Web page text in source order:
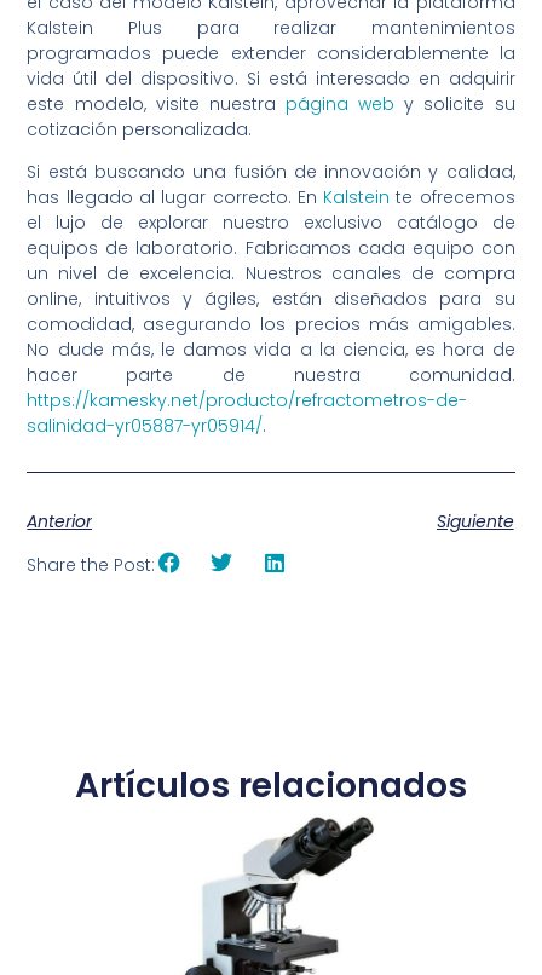
Kalstein Plus para realizar mantenimientos
programados puede extender considerablemente la
vida útil del dispositivo. Si está interesado en adquirir
este modelo, visite nuestra página web y solicite su
cotización personalizada.
Si está buscando una fusión de innovación y calidad,
has llegado al lugar correcto. En Kalstein te ofrecemos
el lujo de explorar nuestro exclusivo catálogo de
equipos de laboratorio. Fabricamos cada equipo con
un nivel de excelencia. Nuestros canales de compra
online, intuitivos y ágiles, están diseñados para su
comodidad, asegurando los precios más amigables.
No dude más, le damos vida a la ciencia, es hora de
hacer parte de nuestra comunidad.
https://kamesky.net/producto/refractometros-de-
salinidad-yr05887-yr05914/.
Anterior
Siguiente
Share the Post:
Artículos relacionados